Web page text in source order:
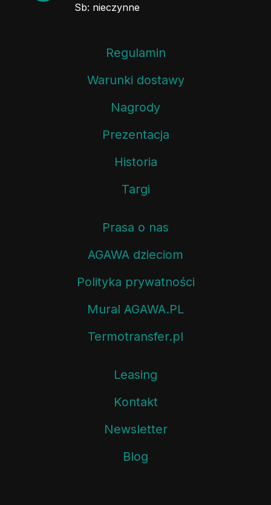
Sb: nieczynne
Regulamin
Warunki dostawy
Nagrody
Prezentacja
Historia
Targi
Prasa o nas
AGAWA dzieciom
Polityka prywatności
Mural AGAWA.PL
Termotransfer.pl
Leasing
Kontakt
Newsletter
Blog